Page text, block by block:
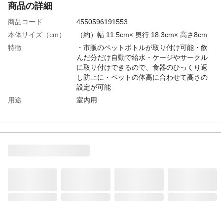
商品の詳細
商品コード
4550596191553
本体サイズ（cm）
（約）幅 11.5cm× 奥行 18.3cm× 高さ8cm
特徴
・市販のペットボトルが取り付け可能・飲
んだ分だけ自動で給水・ケージやサークル
に取り付けできるので、食器のひっくり返
し防止に・ペットの体高に合わせて高さの
設定が可能
用途
室内用